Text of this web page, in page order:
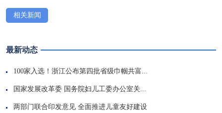
相关新闻
最新动态
100家入选！浙江公布第四批省级巾帼共富...
国家发展改革委 国务院妇儿工委办公室关...
两部门联合印发意见 全面推进儿童友好建设